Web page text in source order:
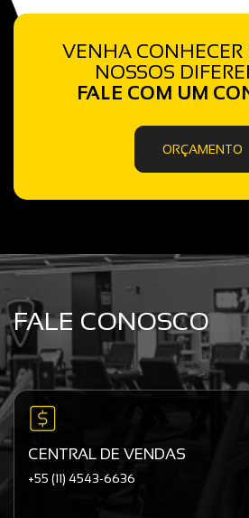
VENHA CONHECER
NOSSOS
FALE COM UM
ORÇAMENTO
FALE CONOSCO
CENTRAL DE VENDAS
+55 (11) 4543-6636